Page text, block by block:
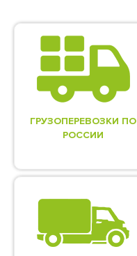
ГРУЗОПЕРЕВОЗКИ ПО
РОССИИ